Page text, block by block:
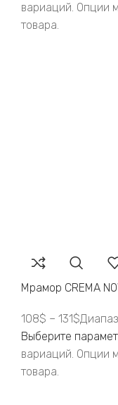
вариаций. Опции
товара.
Мрамор CREMA
108$ – 131$
Выберите
вариаций. Опции
товара.